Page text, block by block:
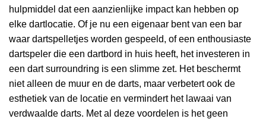
hulpmiddel dat een aanzienlijke impact kan hebben op
elke dartlocatie. Of je nu een eigenaar bent van een bar
waar dartspelletjes worden gespeeld, of een enthousiaste
dartspeler die een dartbord in huis heeft, het investeren in
een dart surroundring is een slimme zet. Het beschermt
niet alleen de muur en de darts, maar verbetert ook de
esthetiek van de locatie en vermindert het lawaai van
verdwaalde darts. Met al deze voordelen is het geen